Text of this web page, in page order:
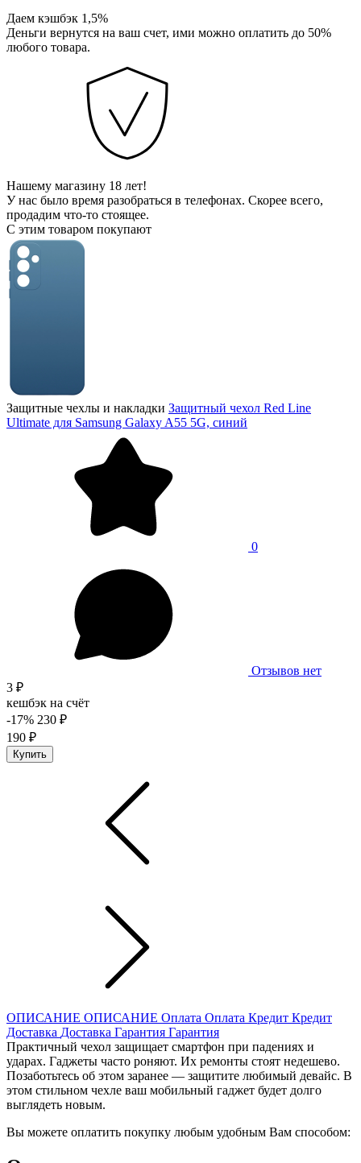
Даем кэшбэк 1,5%
Деньги вернутся на ваш счет, ими можно оплатить до 50%
любого товара.
Нашему магазину 18 лет!
У нас было время разобраться в телефонах. Скорее всего,
продадим что-то стоящее.
С этим товаром покупают
Защитные чехлы и накладки Защитный чехол Red Line
Ultimate для Samsung Galaxy A55 5G, синий
0
Отзывов нет
3 ₽
кешбэк на счёт
-17% 230 ₽
190 ₽
Купить
ОПИСАНИЕ ОПИСАНИЕ Оплата Оплата Кредит Кредит
Доставка Доставка Гарантия Гарантия
Практичный чехол защищает смартфон при падениях и
ударах. Гаджеты часто роняют. Их ремонты стоят недешево.
Позаботьтесь об этом заранее — защитите любимый девайс. В
этом стильном чехле ваш мобильный гаджет будет долго
выглядеть новым.
Вы можете оплатить покупку любым удобным Вам способом: